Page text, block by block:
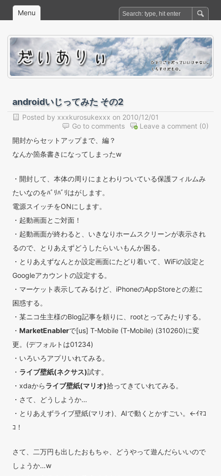
Menu
androidいじってみた その2
Posted by xxxkurosukexxx on 2010/12/01
Leave a comment (0)
Go to comments
開封からセットアップまで、編？
なんか箇条書きになってしまったw
・開封して、本体の周りにまとわりついている保護フィルムみ
たいなのをﾊﾞﾘﾊﾞﾘはがします。
電源スイッチをONにします。
・起動画面とご対面！
・起動画面が終わると、いきなりホームスクリーンが表示され
るので、とりあえずどうしたらいいもんか困る。
・とりあえずなんとか設定画面にたどり着いて、WiFiの設定と
Googleアカウントの設定する。
・マーケット表示してみるけど、iPhoneのAppStoreとの差に
困惑する。
・某ニコ生主様のBlog記事を頼りに、rootとってみたりする。
・ MarketEnablerで[us] T-Mobile (T-Mobile) (310260)に変
更。(デフォルトは01234)
・いろいろアプリいれてみる。
・ ライブ壁紙(ネクサス)試す。
・xdaからライブ壁紙(マリオ)拾ってきていれてみる。
・さて、どうしようか…
・とりあえずライブ壁紙(マリオ)、AIで動くとかすごい。←ｲﾏｺ
ｺ！
さて、二万円も出したおもちゃ、どうやって遊んだらいいので
しょうか…w